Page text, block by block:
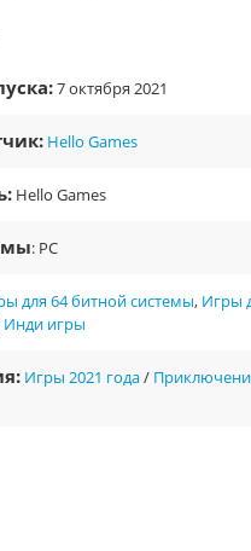
7 октября 2021
Hello Games
Hello Games
: PC
для 64 битной системы, Игры
Инди игры
Игры 2021 года/